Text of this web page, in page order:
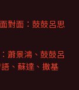
對面：鼓鼓呂思
蕭景鴻、鼓鼓呂
、蘇達、撒基